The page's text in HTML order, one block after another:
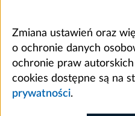
Zmiana ustawień oraz
o ochronie danych
ochronie praw
cookies dostępne są na
prywatności.